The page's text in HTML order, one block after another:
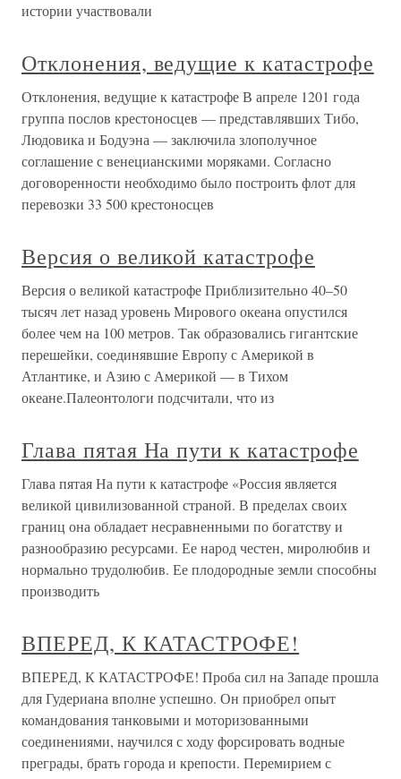
истории участвовали
Отклонения, ведущие к катастрофе
Отклонения, ведущие к катастрофе В апреле 1201 года
группа послов крестоносцев — представлявших Тибо,
Людовика и Бодуэна — заключила злополучное
соглашение с венецианскими моряками. Согласно
договоренности необходимо было построить флот для
перевозки 33 500 крестоносцев
Версия о великой катастрофе
Версия о великой катастрофе Приблизительно 40–50
тысяч лет назад уровень Мирового океана опустился
более чем на 100 метров. Так образовались гигантские
перешейки, соединявшие Европу с Америкой в
Атлантике, и Азию с Америкой — в Тихом
океане.Палеонтологи подсчитали, что из
Глава пятая На пути к катастрофе
Глава пятая На пути к катастрофе «Россия является
великой цивилизованной страной. В пределах своих
границ она обладает несравненными по богатству и
разнообразию ресурсами. Ее народ честен, миролюбив и
нормально трудолюбив. Ее плодородные земли способны
производить
ВПЕРЕД, К КАТАСТРОФЕ!
ВПЕРЕД, К КАТАСТРОФЕ! Проба сил на Западе прошла
для Гудериана вполне успешно. Он приобрел опыт
командования танковыми и моторизованными
соединениями, научился с ходу форсировать водные
преграды, брать города и крепости. Перемирием с